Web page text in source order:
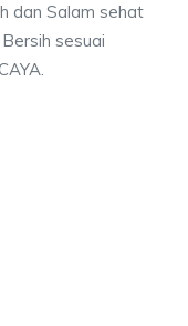
dan Salam sehat
sesuai